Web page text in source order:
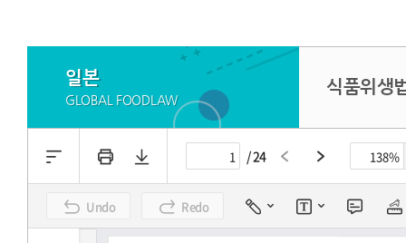
일본
GLOBAL FOODLAW
식품위생